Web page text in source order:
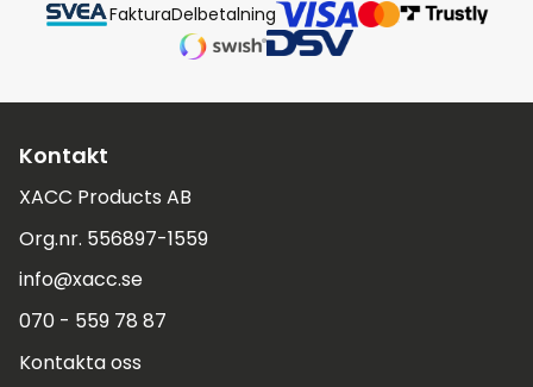
FakturaDelbetalning
Kontakt
XACC Products AB
Org.nr. 556897-1559
info@xacc.se
070 - 559 78 87
Kontakta oss